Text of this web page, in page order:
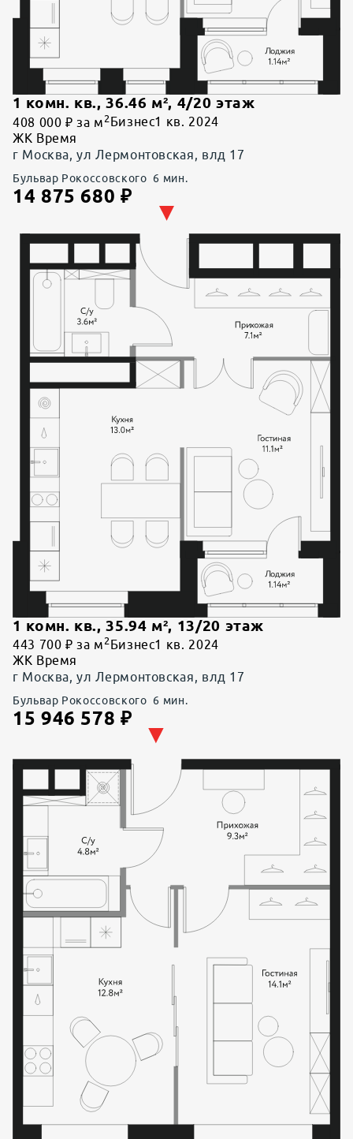
1 комн. кв., 36.46 м², 4/20 этаж
408 000 ₽ за м 2 Бизнес1 кв. 2024
ЖК Время
г Москва, ул Лермонтовская, влд 17
Бульвар Рокоссовского 6 мин.
14 875 680 ₽
1 комн. кв., 35.94 м², 13/20 этаж
443 700 ₽ за м 2 Бизнес1 кв. 2024
ЖК Время
г Москва, ул Лермонтовская, влд 17
Бульвар Рокоссовского 6 мин.
15 946 578 ₽